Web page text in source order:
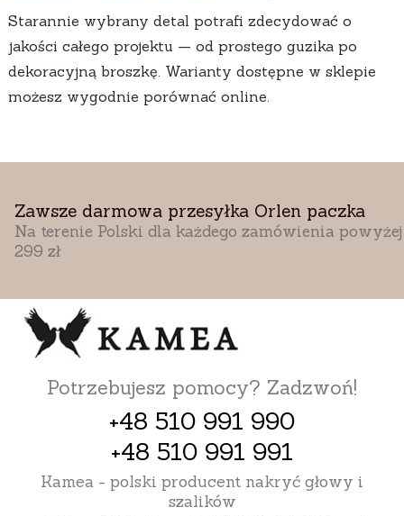
Starannie wybrany detal potrafi zdecydować o
jakości całego projektu — od prostego guzika po
dekoracyjną broszkę. Warianty dostępne w sklepie
możesz wygodnie porównać online.
Zawsze darmowa przesyłka Orlen paczka
Na terenie Polski dla każdego zamówienia powyżej
299 zł
Potrzebujesz pomocy? Zadzwoń!
+48 510 991 990
+48 510 991 991
Kamea - polski producent nakryć głowy i
szalików